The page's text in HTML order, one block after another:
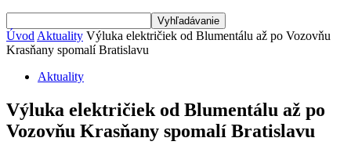
Úvod Aktuality Výluka električiek od Blumentálu až po Vozovňu
Krasňany spomalí Bratislavu
Aktuality
Výluka električiek od Blumentálu až po
Vozovňu Krasňany spomalí Bratislavu